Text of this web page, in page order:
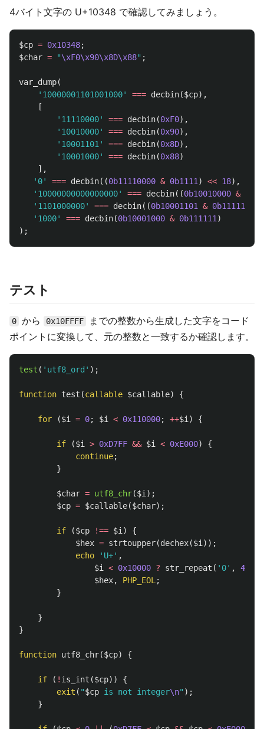
4バイト文字の U+10348 で確認してみましょう。
$cp = 0x10348;
$char = "\xF0\x90\x8D\x88" ;
var_dump(
'10000001101001000'
=== decbin($cp),
[
'11110000'
=== decbin(0xF0),
'10010000'
=== decbin(0x90),
'10001101'
=== decbin(0x8D),
'10001000'
=== decbin(0x88)
],
'0'
=== decbin((0b11110000 & 0b1111 ) << 18),
'10000000000000000'
=== decbin((0b10010000 &
'1101000000'
=== decbin((0b10001101 & 0b111111
'1000'
=== decbin(0b10001000 & 0b111111 )
);
テスト
0 から 0x10FFFF
までの整数から生成した文字をコード
ポイントに変換して、元の整数と一致するか確認します。
test ( 'utf8_ord' );
function test (callable $callable) {
for ($i = 0; $i < 0x110000; ++$i ) {
if ($i > 0xD7FF && $i < 0xE000)
{
continue;
}
$char = utf8_chr($i );
$cp = $callable($char);
if ($cp !== $i )
{
$hex = strtoupper(dechex($i ));
echo
'U+' ,
$i
< 0x10000 ? str_repeat ( '0' , 4
$hex, PHP_EOL ;
}
}
}
function utf8_chr($cp) {
if ( ! is_int ($cp))
{
exit ( "$cp is not integer\n" );
}